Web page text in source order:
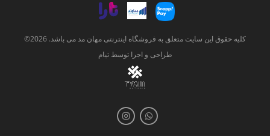
کلیه حقوق این سایت متعلق به فروشگاه اینترنتی مهان مد می باشد. 2026©
طراحی و اجرا توسطتیام